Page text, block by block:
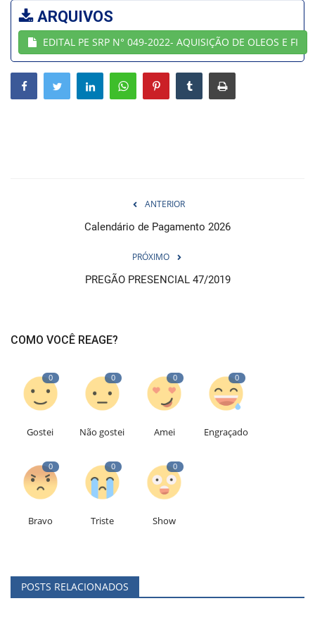
Vídeos
Webmail
Contato
ARQUIVOS
EDITAL PE SRP N° 049-2022- AQUISIÇÃO DE OLEOS E FI
ANTERIOR
Calendário de Pagamento 2026
PRÓXIMO
PREGÃO PRESENCIAL 47/2019
COMO VOCÊ REAGE?
0
Gostei
0
Não gostei
0
Amei
0
Engraçado
0
Bravo
0
Triste
0
Show
POSTS RELACIONADOS